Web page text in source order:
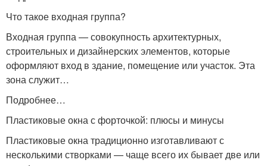
Что такое входная группа?
Входная группа — совокупность архитектурных,
строительных и дизайнерских элементов, которые
оформляют вход в здание, помещение или участок. Эта
зона служит…
Подробнее…
Пластиковые окна с форточкой: плюсы и минусы
Пластиковые окна традиционно изготавливают с
несколькими створками — чаще всего их бывает две или